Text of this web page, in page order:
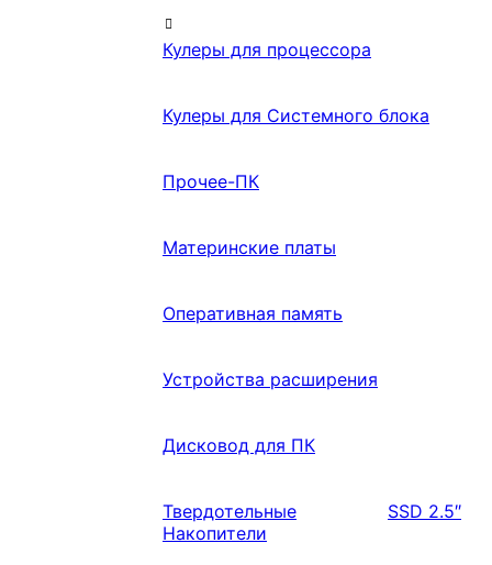
Кулеры для процессора
Кулеры для Системного блока
Прочее-ПК
Материнские платы
Оперативная память
Устройства расширения
Дисковод для ПК
Твердотельные
Накопители
SSD 2.5″